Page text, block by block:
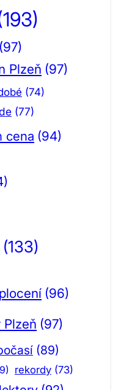
(97)
Plzeň (97)
(74)
(77)
cena (94)
(133)
(96)
Plzeň (97)
(89)
rekordy (73)